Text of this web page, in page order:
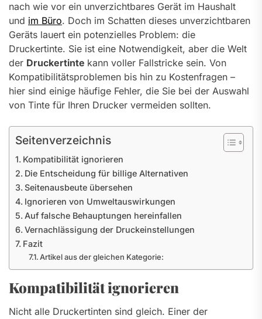
nach wie vor ein unverzichtbares Gerät im Haushalt
und im Büro. Doch im Schatten dieses unverzichtbaren
Geräts lauert ein potenzielles Problem: die
Druckertinte. Sie ist eine Notwendigkeit, aber die Welt
der Druckertinte kann voller Fallstricke sein. Von
Kompatibilitätsproblemen bis hin zu Kostenfragen –
hier sind einige häufige Fehler, die Sie bei der Auswahl
von Tinte für Ihren Drucker vermeiden sollten.
Seitenverzeichnis
Kompatibilität ignorieren
Die Entscheidung für billige Alternativen
Seitenausbeute übersehen
Ignorieren von Umweltauswirkungen
Auf falsche Behauptungen hereinfallen
Vernachlässigung der Druckeinstellungen
Fazit
Artikel aus der gleichen Kategorie:
Kompatibilität ignorieren
Nicht alle Druckertinten sind gleich. Einer der